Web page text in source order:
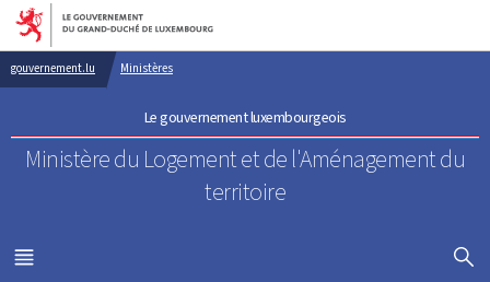
Aller au menu principal
Aller au contenu
gouvernement.lu Ministères
Le gouvernement luxembourgeois
Ministère du Logementet de l'Aménagement du
territoire
MENU
PRINCIPAL